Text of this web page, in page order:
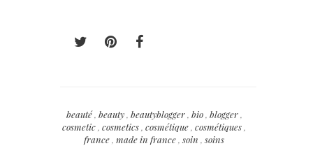
beauté, beauty, beautyblogger, bio, blogger,
cosmetic, cosmetics, cosmétique, cosmétiques,
france, made in france, soin , soins